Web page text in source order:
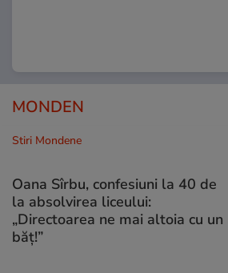
MONDEN
Stiri Mondene
Oana Sîrbu, confesiuni la 40 de
la absolvirea liceului:
„Directoarea ne mai altoia cu un
băț!”